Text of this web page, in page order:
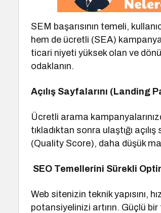
SEM başarısının temeli,
hem de ücretli (SEA)
ticari niyeti yüksek olan ve
odaklanın.
Açılış Sayfalarını (Landing
Ücretli arama
tıkladıktan sonra ulaştığı
(Quality Score), daha düşük
SEO Temellerini Sürekli
Web sitenizin teknik yapısını,
potansiyelinizi artırın. Güçlü